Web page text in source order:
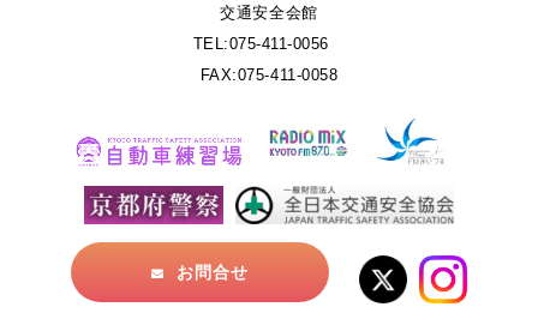
交通安全会館
TEL:075-411-0056
FAX:075-411-0058
お問合せ